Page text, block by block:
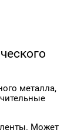
металла,
ленты. Может